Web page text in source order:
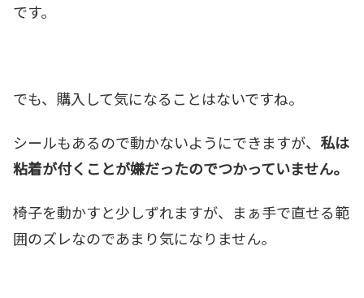
です。
でも、購入して気になることはないですね。
シールもあるので動かないようにできますが、 私は
粘着が付くことが嫌だったのでつかっていません。
椅子を動かすと少しずれますが、まぁ手で直せる範
囲のズレなのであまり気になりません。